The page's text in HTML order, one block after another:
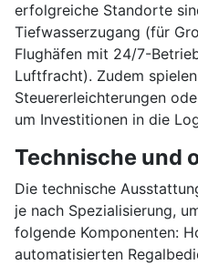
erfolgreiche Standorte
Tiefwasserzugang (für
Flughäfen mit 24/7-
Luftfracht). Zudem
Steuererleichterungen
um Investitionen in die
Technische und
Die technische
je nach Spezialisierung,
folgende Komponenten:
automatisierten